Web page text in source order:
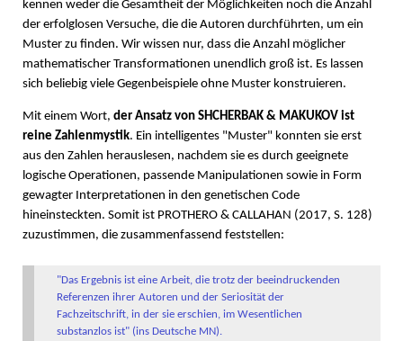
kennen weder die Gesamtheit der Möglichkeiten noch die Anzahl
der erfolglosen Versuche, die die Autoren durchführten, um ein
Muster zu finden. Wir wissen nur, dass die Anzahl möglicher
mathematischer Transformationen unendlich groß ist. Es lassen
sich beliebig viele Gegenbeispiele ohne Muster konstruieren.
Mit einem Wort, der Ansatz von SHCHERBAK & MAKUKOV ist
reine Zahlenmystik. Ein intelligentes "Muster" konnten sie erst
aus den Zahlen herauslesen, nachdem sie es durch geeignete
logische Operationen, passende Manipulationen sowie in Form
gewagter Interpretationen in den genetischen Code
hineinsteckten. Somit ist PROTHERO & CALLAHAN (2017, S. 128)
zuzustimmen, die zusammenfassend feststellen:
"Das Ergebnis ist eine Arbeit, die trotz der beeindruckenden
Referenzen ihrer Autoren und der Seriosität der
Fachzeitschrift, in der sie erschien, im Wesentlichen
substanzlos ist" (ins Deutsche MN).